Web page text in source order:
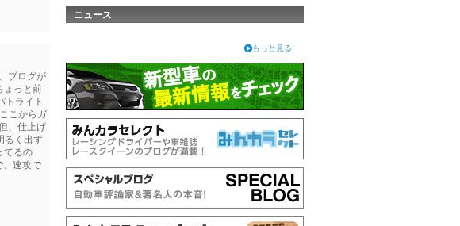
ブログが
ょっと前
トライト
こからガ
、仕上げ
るく出す
てるの
、速攻で
ニュース
もっと見る